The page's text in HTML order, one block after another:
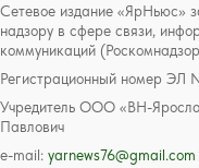
Сетевое издание «ЯрНьюс»
надзору в сфере связи,
коммуникаций
Регистрационный номер
Учредитель ООО «ВН-
Павлович
e-mail: yarnews76@gmail.com